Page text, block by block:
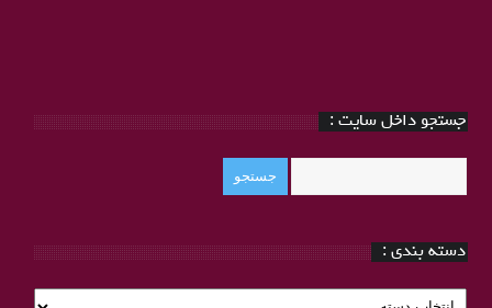
جستجو داخل سایت :
دسته بندی :
دسته